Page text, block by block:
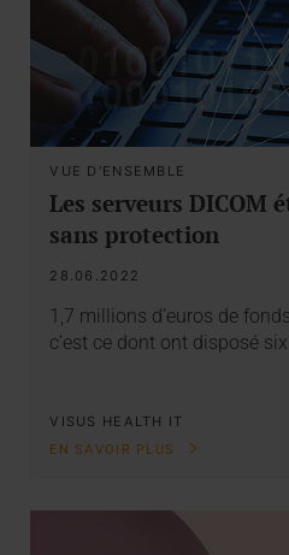
VUE D'ENSEMBLE
Les serveurs DICOM
sans protection
28.06.2022
1,7 millions d’euros de
c’est ce dont ont disposé
VISUS HEALTH IT
EN SAVOIR PLUS